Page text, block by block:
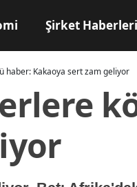
Şirket Haberleri
haber: Kakaoya sert zam geliyor